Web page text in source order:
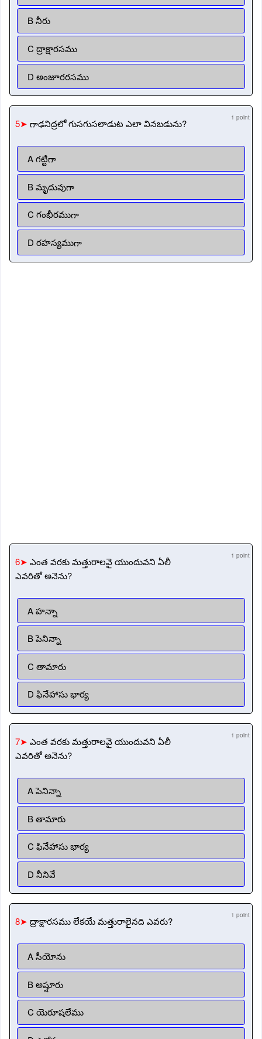
B నీరు
C ద్రాక్షారసము
D అంజూరరసము
5➤ గాఢనిద్రలో గుసగుసలాడుట ఎలా వినబడును? 1 point
A గట్టిగా
B మృదువుగా
C గంభీరముగా
D రహస్యముగా
6➤ ఎంత వరకు మత్తురాలవై యుందువని ఏలీ
ఎవరితో అనెను?
1 point
A హన్నా
B పెనిన్నా
C తామారు
D ఫినేహాసు భార్య
7➤ ఎంత వరకు మత్తురాలవై యుందువని ఏలీ
ఎవరితో అనెను?
1 point
A పెనిన్నా
B తామారు
C ఫినేహాసు భార్య
D నీనివే
8➤ ద్రాక్షారసము లేకయే మత్తురాలైనది ఎవరు? 1 point
A సీయోను
B అష్షూరు
C యెరూషలేము